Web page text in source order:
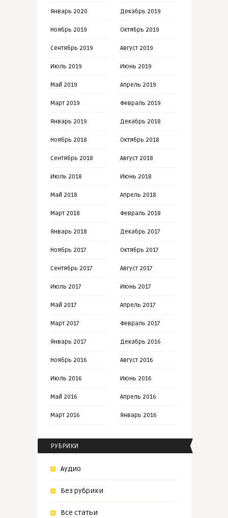
Январь 2020 Декабрь 2019
Ноябрь 2019 Октябрь 2019
Сентябрь 2019 Август 2019
Июль 2019 Июнь 2019
Май 2019 Апрель 2019
Март 2019 Февраль 2019
Январь 2019 Декабрь 2018
Ноябрь 2018 Октябрь 2018
Сентябрь 2018 Август 2018
Июль 2018 Июнь 2018
Май 2018 Апрель 2018
Март 2018 Февраль 2018
Январь 2018 Декабрь 2017
Ноябрь 2017 Октябрь 2017
Сентябрь 2017 Август 2017
Июль 2017 Июнь 2017
Май 2017 Апрель 2017
Март 2017 Февраль 2017
Январь 2017 Декабрь 2016
Ноябрь 2016 Август 2016
Июль 2016 Июнь 2016
Май 2016 Апрель 2016
Март 2016 Январь 2016
РУБРИКИ
Аудио
Без рубрики
Все статьи